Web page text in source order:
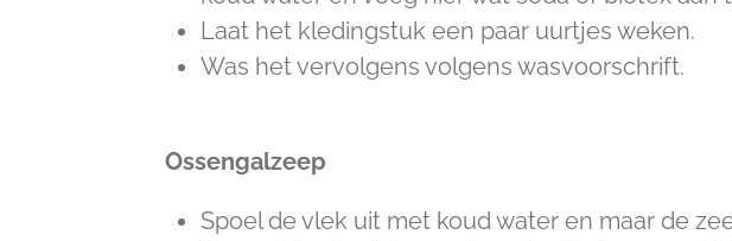
Laat het kledingstuk een paar uurtjes weken.
Was het vervolgens volgens wasvoorschrift.
Ossengalzeep
Spoel de vlek uit met koud water en maar de